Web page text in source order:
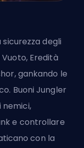
degli
Eredità
gankando le
BuoniJungler
nemici,
e controllare
con la